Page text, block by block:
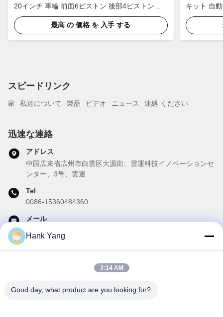
20インチ 車輪 前面6ピストン 後部4ピストン カ
リパー
最高 の 価格 を 入手 する
キット 自
スピードリンク
家 私達について 製品 ビデオ ニュース 連絡 ください
迅速な連絡
アドレス
中国広東省広州市白雲区大源街、雲運科技イノベーションセ
ンター、3号、雲運
Tel
0086-15360484360
メール
ニュースレターへの購読は,割引などで可能です.
Hank Yang
3:14 AM
Good day, what product are you looking for?